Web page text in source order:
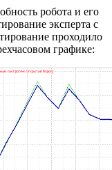
робота и его
эксперта с
проходило
графике: